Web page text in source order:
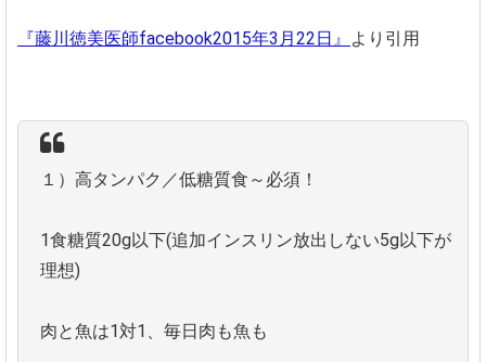
『藤川徳美医師facebook2015年3月22日』 より引用
１）高タンパク／低糖質食～必須！
1食糖質20g以下(追加インスリン放出しない5g以下が
理想)
肉と魚は1対1、毎日肉も魚も